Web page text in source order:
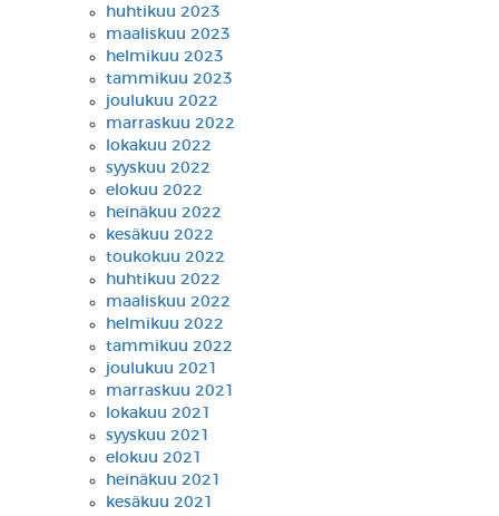
huhtikuu 2023
maaliskuu 2023
helmikuu 2023
tammikuu 2023
joulukuu 2022
marraskuu 2022
lokakuu 2022
syyskuu 2022
elokuu 2022
heinäkuu 2022
kesäkuu 2022
toukokuu 2022
huhtikuu 2022
maaliskuu 2022
helmikuu 2022
tammikuu 2022
joulukuu 2021
marraskuu 2021
lokakuu 2021
syyskuu 2021
elokuu 2021
heinäkuu 2021
kesäkuu 2021